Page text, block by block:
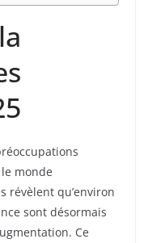
monde
révèlent qu’environ
sont désormais
Ce